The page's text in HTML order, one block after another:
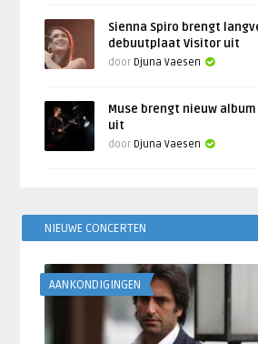
Sienna Spiro brengt
debuutplaat Visitor uit
door Djuna Vaesen
Muse brengt nieuw album
uit
door Djuna Vaesen
NIEUWE CONCERTEN
AANKONDIGINGEN